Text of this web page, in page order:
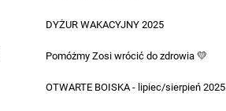
DYŻUR WAKACYJNY 2025
Pomóżmy Zosi wrócić do zdrowia 💛
OTWARTE BOISKA - lipiec/sierpień 2025